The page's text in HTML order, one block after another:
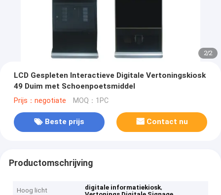
1/2
LCD Gespleten Interactieve Digitale Vertoningskiosk
49 Duim met Schoenpoetsmiddel
Prijs：negotiate MOQ：1PC
Beste prijs Contact nu
Productomschrijving
Hoog licht digitale informatiekiosk,